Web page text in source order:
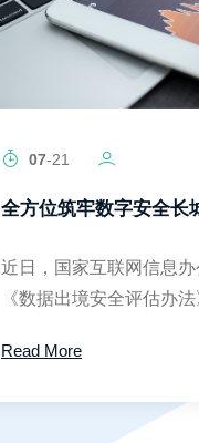
07-21
全方位筑牢数字安全长
近日，国家互联网信息
《数据出境安全评估办
出境安全评估管理措施提
目的、原则、范围、程序
Read More